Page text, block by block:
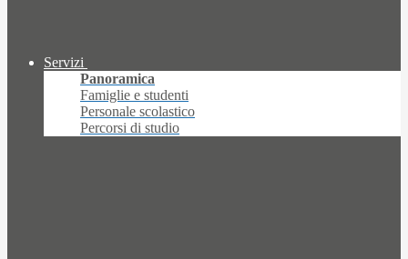
Servizi
Panoramica
Famiglie e studenti
Personale scolastico
Percorsi di studio